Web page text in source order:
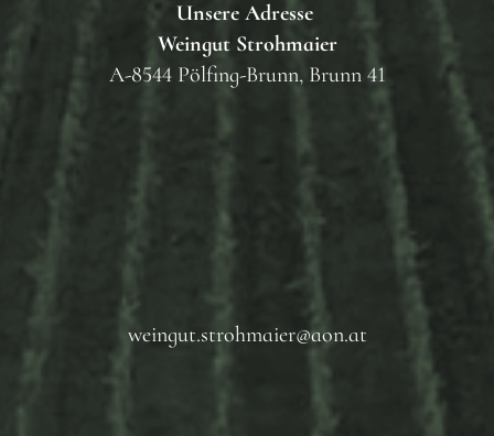
Unsere Adresse
Weingut Strohmaier
A-8544 Pölfing-Brunn, Brunn 41
weingut.strohmaier@aon.at